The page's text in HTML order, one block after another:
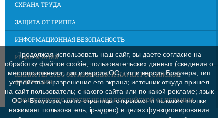
ОХРАНА ТРУДА
ЗАЩИТА ОТ ГРИППА
ИНФОРМАЦИОННАЯ БЕЗОПАСНОСТЬ
ИНФОРМАЦИЯ
МИНИСТЕРСТВО ОБРАЗОВАНИЯ И НАУКИ РОССИЙСКОЙ
ФЕДЕРАЦИИ
МИНИСТЕРСТВО ПРОСВЕЩЕНИЯ РОССИЙСКОЙ ФЕДЕРАЦИИ
Продолжая использовать наш сайт, вы даете согласие на
обработку файлов cookie, пользовательских данных (сведения о
местоположении; тип и версия ОС; тип и версия Браузера; тип
устройства и разрешение его экрана; источник откуда пришел
на сайт пользователь; с какого сайта или по какой рекламе; язык
ОС и Браузера; какие страницы открывает и на какие кнопки
нажимает пользователь; ip-адрес) в целях функционирования